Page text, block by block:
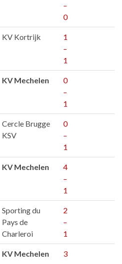
–
0
KV Kortrijk
1
–
1
KV Mechelen
0
–
1
Cercle Brugge
KSV
0
–
1
KV Mechelen
4
–
1
Sporting du
Pays de
Charleroi
2
–
1
KV Mechelen
3